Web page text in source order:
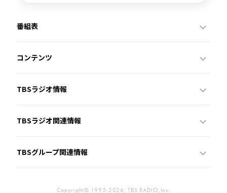
番組表
コンテンツ
TBSラジオ情報
TBSラジオ関連情報
TBSグループ関連情報
Copyright© 1995-2026, TBS RADIO,Inc.